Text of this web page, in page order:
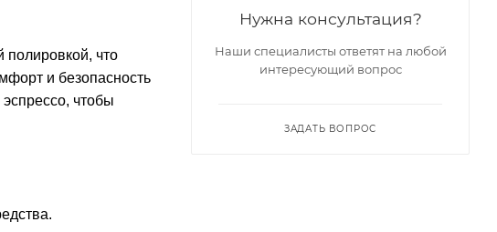
что
и безопасность
чтобы
Нужна консультация?
Наши специалисты ответят на любой
интересующий вопрос
ЗАДАТЬ ВОПРОС